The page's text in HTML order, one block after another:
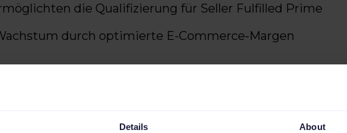
Details About
die Qualifizierung für Seller Fulfilled Prime
durch optimierte E-Commerce-Margen
Manuelle Prozesse